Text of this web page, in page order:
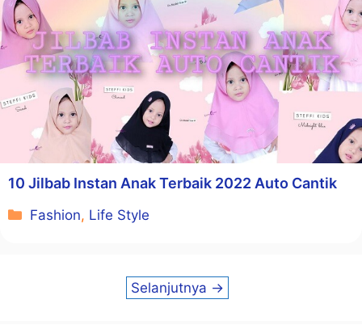
10 Jilbab Instan Anak Terbaik 2022 Auto Cantik
Kategori
Fashion, Life Style
Selanjutnya →